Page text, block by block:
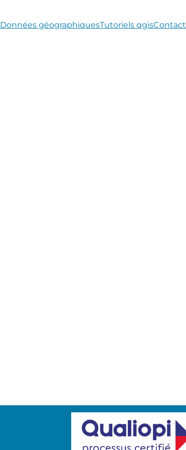
Données géographiquesTutoriels qgisContact